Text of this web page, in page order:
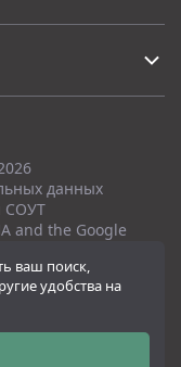
данных
СОУТ
and the Google
технических
не является
Статьи 437(2)
ваш поиск,
удобства на